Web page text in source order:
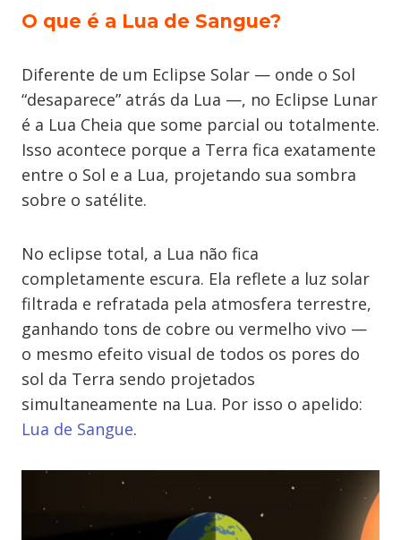
O que é a Lua de Sangue?
Diferente de um Eclipse Solar — onde o Sol
“desaparece” atrás da Lua —, no Eclipse Lunar
é a Lua Cheia que some parcial ou totalmente.
Isso acontece porque a Terra fica exatamente
entre o Sol e a Lua, projetando sua sombra
sobre o satélite.
No eclipse total, a Lua não fica
completamente escura. Ela reflete a luz solar
filtrada e refratada pela atmosfera terrestre,
ganhando tons de cobre ou vermelho vivo —
o mesmo efeito visual de todos os pores do
sol da Terra sendo projetados
simultaneamente na Lua. Por isso o apelido:
Lua de Sangue.